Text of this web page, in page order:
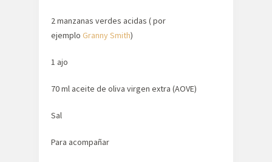
2 manzanas verdes acidas ( por
ejemplo Granny Smith)
1 ajo
70 ml aceite de oliva virgen extra (AOVE)
Sal
Para acompañar